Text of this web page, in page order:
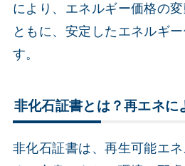
により、エネルギー価格の
ともに、安定したエネルギ
す。
非化石証書とは？再エネに
非化石証書は、再生可能エ